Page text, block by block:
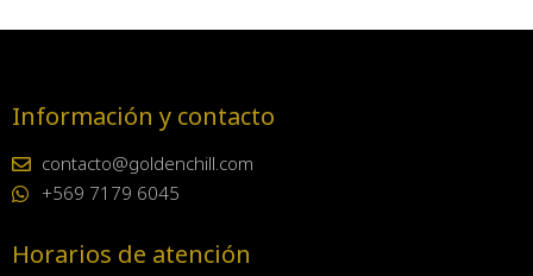
Información y contacto
contacto@goldenchill.com
+569 7179 6045
Horarios de atención